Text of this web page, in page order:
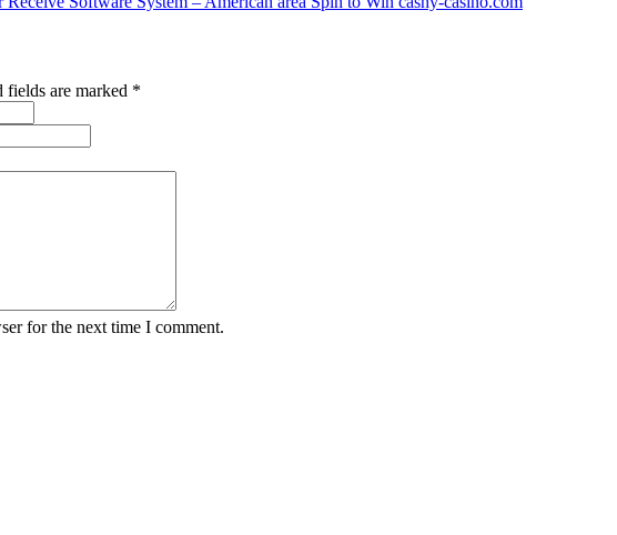
fields are marked *
for the next time I comment.